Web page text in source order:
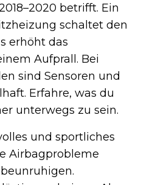
betrifft. Ein
schaltet den
erhöht das
Aufprall. Bei
sind Sensoren und
Erfahre, was du
unterwegs zu sein.
und sportliches
Airbagprobleme